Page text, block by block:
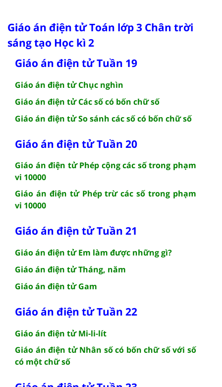
Giáo án điện tử Toán lớp 3 Chân trời
sáng tạo Học kì 2
Giáo án điện tử Tuần 19
Giáo án điện tử Chục nghìn
Giáo án điện tử Các số có bốn chữ số
Giáo án điện tử So sánh các số có bốn chữ số
Giáo án điện tử Tuần 20
Giáo án điện tử Phép cộng các số trong phạm
vi 10000
Giáo án điện tử Phép trừ các số trong phạm
vi 10000
Giáo án điện tử Tuần 21
Giáo án điện tử Em làm được những gì?
Giáo án điện tử Tháng, năm
Giáo án điện tử Gam
Giáo án điện tử Tuần 22
Giáo án điện tử Mi-li-lít
Giáo án điện tử Nhân số có bốn chữ số với số
có một chữ số